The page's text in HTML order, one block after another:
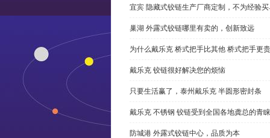
宜宾 隐藏式铰链生产厂商定制，不为经验
巢湖 外露式铰链哪里有卖的，创新致远
为什么戴乐克 桥式把手比其他 桥式把手更
戴乐克 铰链很好解决您的烦恼
只要生活赢了，泰州戴乐克 半圆形密封条
戴乐克 不锈钢 铰链受到全国各地龚总的青睐
防城港 外露式铰链中心，品质为本